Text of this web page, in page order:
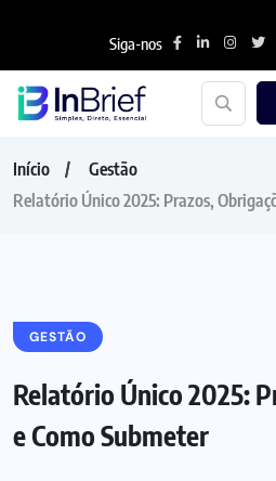
Siga-nos
Início
Gestão
Relatório Único 2025: Prazos,
GESTÃO
Relatório Único 2025:
e Como Submeter